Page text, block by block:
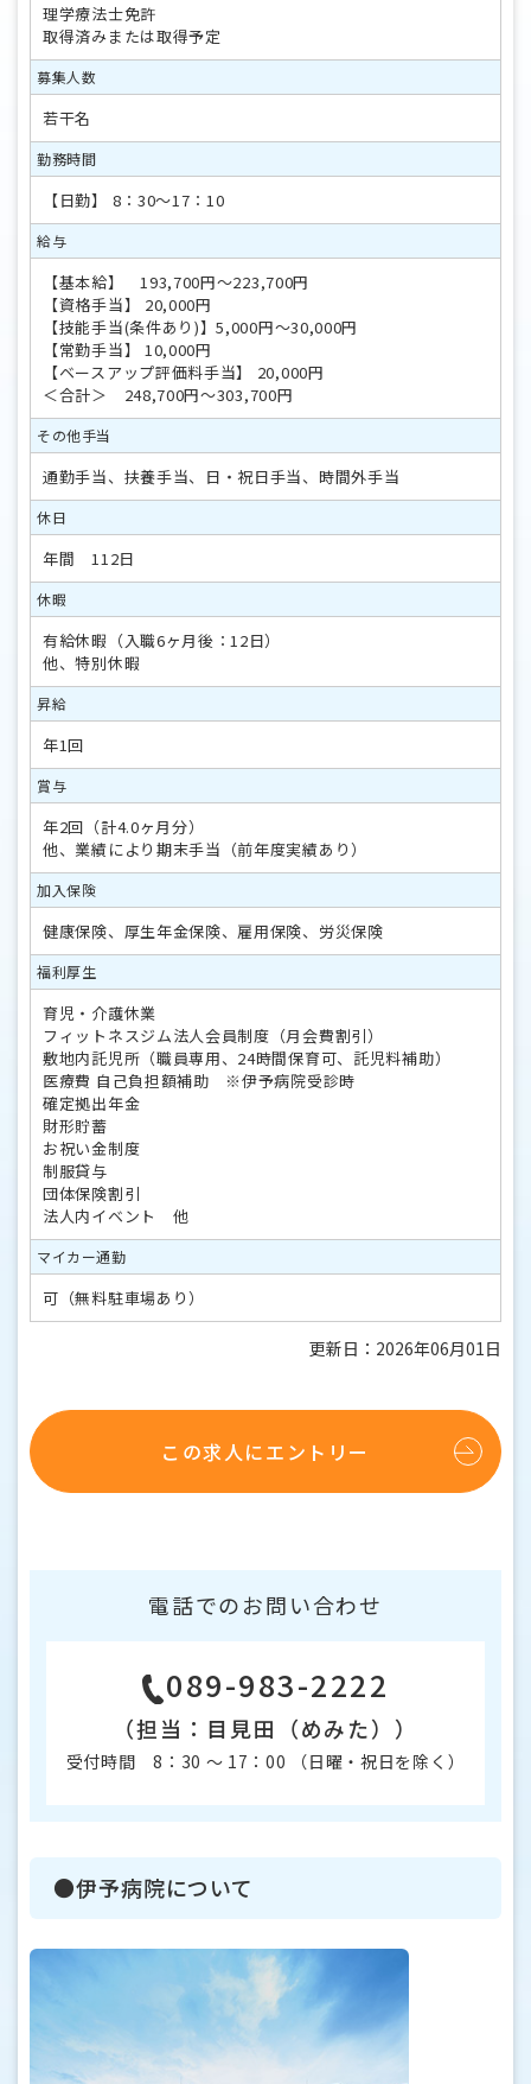
理学療法士免許
取得済みまたは取得予定
募集人数
若干名
勤務時間
【日勤】 8：30～17：10
給与
【基本給】 193,700円～223,700円
【資格手当】 20,000円
【技能手当(条件あり)】5,000円～30,000円
【常勤手当】 10,000円
【ベースアップ評価料手当】 20,000円
＜合計＞ 248,700円～303,700円
その他手当
通勤手当、扶養手当、日・祝日手当、時間外手当
休日
年間 112日
休暇
有給休暇（入職6ヶ月後：12日）
他、特別休暇
昇給
年1回
賞与
年2回（計4.0ヶ月分）
他、業績により期末手当（前年度実績あり）
加入保険
健康保険、厚生年金保険、雇用保険、労災保険
福利厚生
育児・介護休業
フィットネスジム法人会員制度（月会費割引）
敷地内託児所（職員専用、24時間保育可、託児料補助）
医療費 自己負担額補助 ※伊予病院受診時
確定拠出年金
財形貯蓄
お祝い金制度
制服貸与
団体保険割引
法人内イベント 他
マイカー通勤
可（無料駐車場あり）
更新日：2026年06月01日
この求人にエントリー
電話でのお問い合わせ
089-983-2222
（担当：目見田（めみた））
受付時間 8：30 〜 17：00 （日曜・祝日を除く）
●伊予病院について